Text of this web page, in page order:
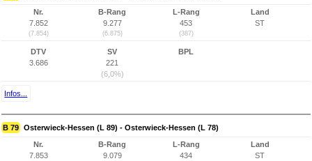
Nr.
7.852
(7.854)
B-Rang
9.277
(6.875)
L-Rang
453
(387)
Land
ST
DTV
3.686
SV
221
(6,0%)
BPL
Infos...
B 79 Osterwieck-Hessen (L 89) - Osterwieck-Hessen (L 78)
Nr.
7.853
B-Rang
9.079
L-Rang
434
Land
ST